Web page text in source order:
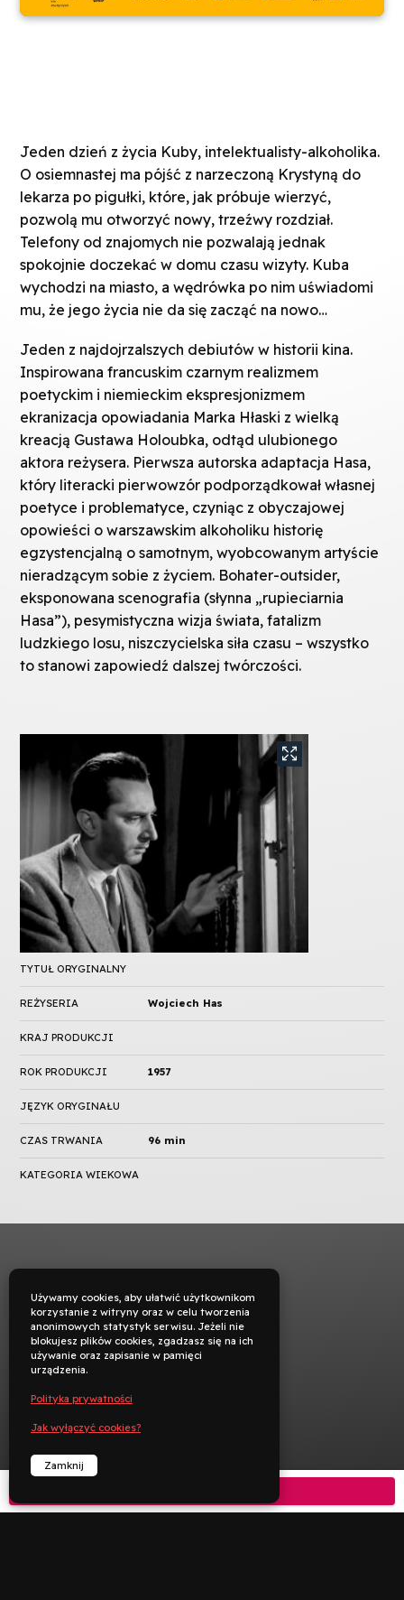
Jeden dzień z życia Kuby, intelektualisty-alkoholika.
O osiemnastej ma pójść z narzeczoną Krystyną do
lekarza po pigułki, które, jak próbuje wierzyć,
pozwolą mu otworzyć nowy, trzeźwy rozdział.
Telefony od znajomych nie pozwalają jednak
spokojnie doczekać w domu czasu wizyty. Kuba
wychodzi na miasto, a wędrówka po nim uświadomi
mu, że jego życia nie da się zacząć na nowo…
Jeden z najdojrzalszych debiutów w historii kina.
Inspirowana francuskim czarnym realizmem
poetyckim i niemieckim ekspresjonizmem
ekranizacja opowiadania Marka Hłaski z wielką
kreacją Gustawa Holoubka, odtąd ulubionego
aktora reżysera. Pierwsza autorska adaptacja Hasa,
który literacki pierwowzór podporządkował własnej
poetyce i problematyce, czyniąc z obyczajowej
opowieści o warszawskim alkoholiku historię
egzystencjalną o samotnym, wyobcowanym artyście
nieradzącym sobie z życiem. Bohater-outsider,
eksponowana scenografia (słynna „rupieciarnia
Hasa”), pesymistyczna wizja świata, fatalizm
ludzkiego losu, niszczycielska siła czasu – wszystko
to stanowi zapowiedź dalszej twórczości.
TYTUŁ ORYGINALNY
REŻYSERIA Wojciech Has
KRAJ PRODUKCJI
ROK PRODUKCJI 1957
JĘZYK ORYGINAŁU
CZAS TRWANIA 96 min
KATEGORIA WIEKOWA
Używamy cookies, aby ułatwić użytkownikom
korzystanie z witryny oraz w celu tworzenia
anonimowych statystyk serwisu. Jeżeli nie
blokujesz plików cookies, zgadzasz się na ich
używanie oraz zapisanie w pamięci
urządzenia.
Polityka prywatności
Jak wyłączyć cookies?
Zamknij